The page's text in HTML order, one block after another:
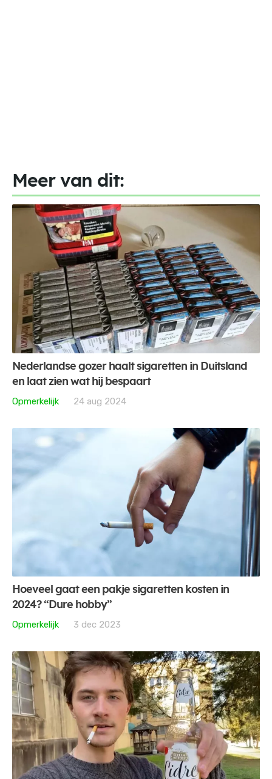
Meer van dit:
Nederlandse gozer haalt sigaretten in Duitsland
en laat zien wat hij bespaart
Opmerkelijk
24 aug 2024
Hoeveel gaat een pakje sigaretten kosten in
2024? “Dure hobby”
Opmerkelijk
3 dec 2023